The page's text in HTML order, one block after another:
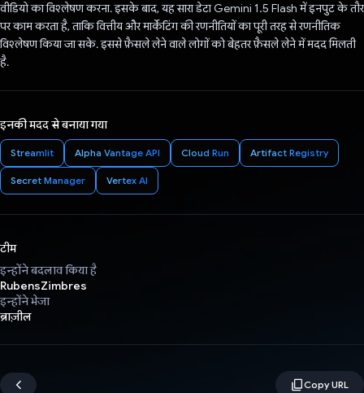
वीडियो का विश्लेषण करना. इसके बाद, यह सारा डेटा Gemini 1.5 Flash में इनपुट के तौर
पर काम करता है, ताकि वित्तीय और मार्केटिंग की रणनीतियों का पूरी तरह से रणनीतिक
विश्लेषण किया जा सके. इससे फ़ैसले लेने वाले लोगों को बेहतर फ़ैसले लेने में मदद मिलती
है.
इनकी मदद से बनाया गया
Streamlit Alpha Vantage API Cloud Run Artifact Registry
Secret Manager Vertex AI
टीम
इन्होंने बदलाव किया है
RubensZimbres
इन्होंने भेजा
ब्राज़ील